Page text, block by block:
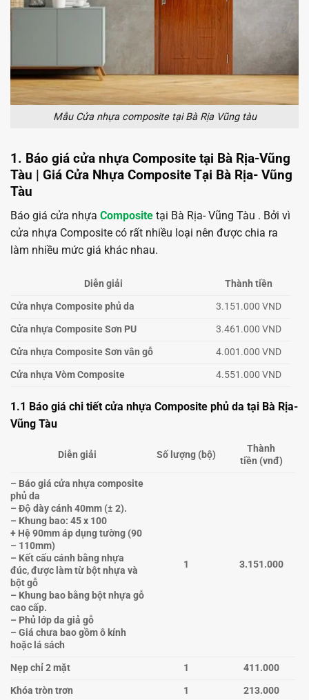
Mẫu Cửa nhựa composite tại Bà Rịa Vũng tàu
1. Báo giá cửa nhựa Composite tại Bà Rịa-Vũng
Tàu | Giá Cửa Nhựa Composite Tại Bà Rịa- Vũng
Tàu
Báo giá cửa nhựa Composite tại Bà Rịa- Vũng Tàu . Bởi vì
cửa nhựa Composite có rất nhiều loại nên được chia ra
làm nhiều mức giá khác nhau.
Diễn giải
Thành tiền
Cửa nhựa Composite phủ da
3.151.000 VND
Cửa nhựa Composite Sơn PU
3.461.000 VND
Cửa nhựa Composite Sơn vân gỗ
4.001.000 VND
Cửa nhựa Vòm Composite
4.551.000 VND
1.1 Báo giá chi tiết cửa nhựa Composite phủ da tại Bà Rịa-
Vũng Tàu
Diễn giải Số lượng (bộ)
Thành
tiền (vnđ)
– Báo giá cửa nhựa composite
phủ da
– Độ dày cánh 40mm (± 2).
– Khung bao: 45 x 100
+ Hệ 90mm áp dụng tường (90
– 110mm)
– Kết cấu cánh bằng nhựa
đúc, được làm từ bột nhựa và
bột gỗ
– Khung bao bằng bột nhựa gỗ
cao cấp.
– Phủ lớp da giả gỗ
– Giá chưa bao gồm ô kính
hoặc lá sách
1 3.151.000
Nẹp chỉ 2 mặt 1
411.000
Khóa tròn trơn
1
213.000